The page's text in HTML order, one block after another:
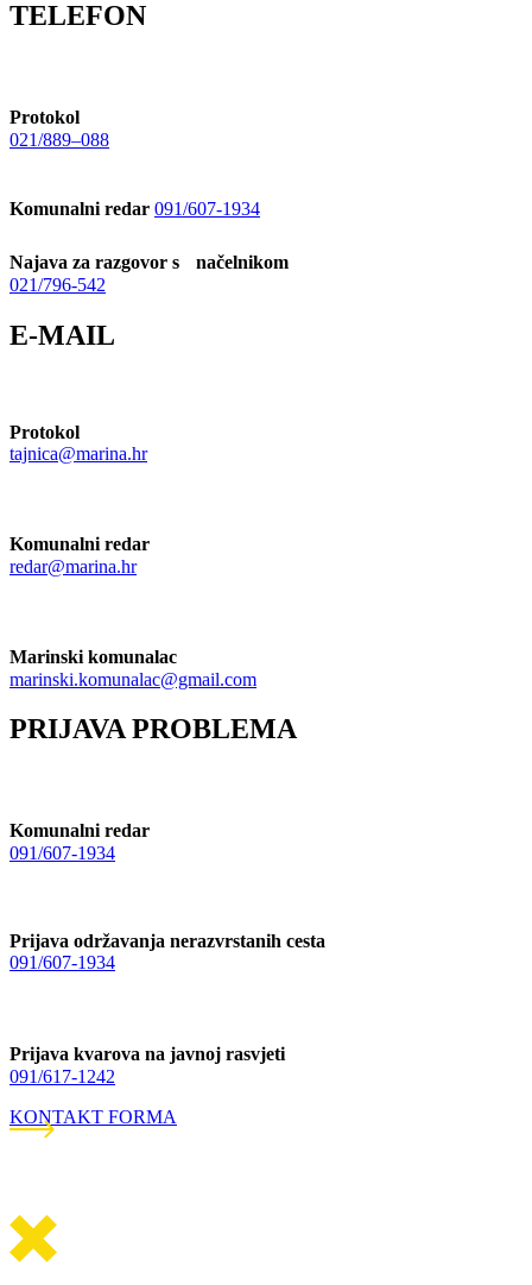
TELEFON
Protokol
021/889–088
Komunalni redar 091/607-1934
Najava za razgovor s načelnikom
021/796-542
E-MAIL
Protokol
tajnica@marina.hr
Komunalni redar
redar@marina.hr
Marinski komunalac
marinski.komunalac@gmail.com
PRIJAVA PROBLEMA
Komunalni redar
091/607-1934
Prijava održavanja nerazvrstanih cesta
091/607-1934
Prijava kvarova na javnoj rasvjeti
091/617-1242
KONTAKT FORMA